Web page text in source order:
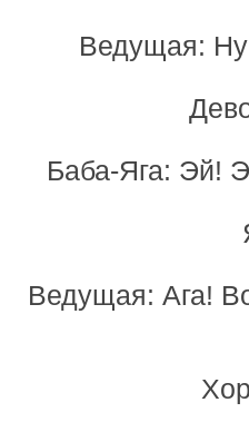
Ведущая: Ну
Баба-Яга: Эй!
Ведущая: Ага!